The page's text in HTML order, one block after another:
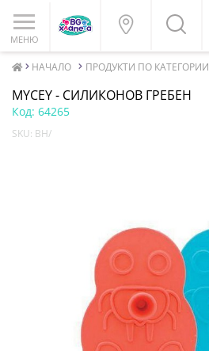
МЕНЮ
НАЧАЛО ПРОДУКТИ ПО КАТЕГОРИИ
MYCEY - СИЛИКОНОВ ГРЕБЕН
Код: 64265
SKU: BH/